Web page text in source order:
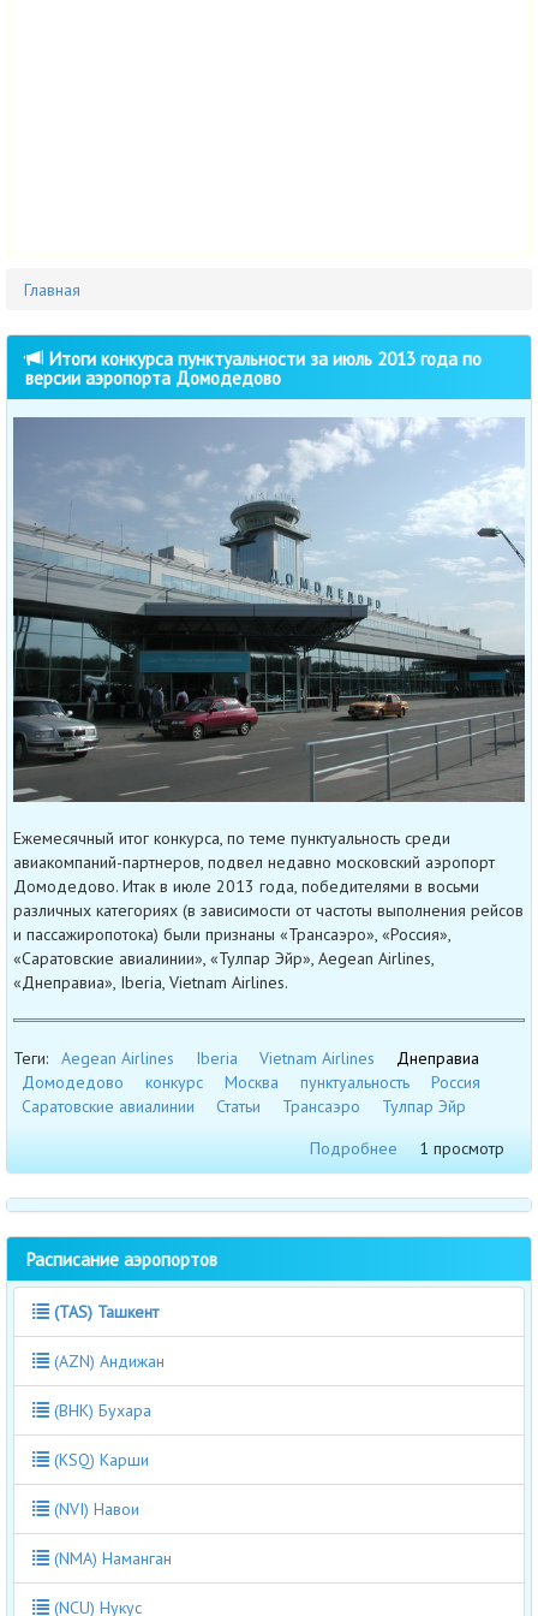
Главная
Итоги конкурса пунктуальности за июль 2013 года по
версии аэропорта Домодедово
Ежемесячный итог конкурса, по теме пунктуальность среди
авиакомпаний-партнеров, подвел недавно московский аэропорт
Домодедово. Итак в июле 2013 года, победителями в восьми
различных категориях (в зависимости от частоты выполнения рейсов
и пассажиропотока) были признаны «Трансаэро», «Россия»,
«Саратовские авиалинии», «Тулпар Эйр», Aegean Airlines,
«Днеправиа», Iberia, Vietnam Airlines.
Теги: Aegean Airlines Iberia Vietnam Airlines
Днеправиа
Домодедово
конкурс Москва пунктуальность
Россия
Саратовские авиалинии
Статьи Трансаэро
Тулпар Эйр
Подробнее
1 просмотр
Расписание аэропортов
(TAS) Ташкент
(AZN) Андижан
(BHK) Бухара
(KSQ) Карши
(NVI) Навои
(NMA) Наманган
(NCU) Нукус